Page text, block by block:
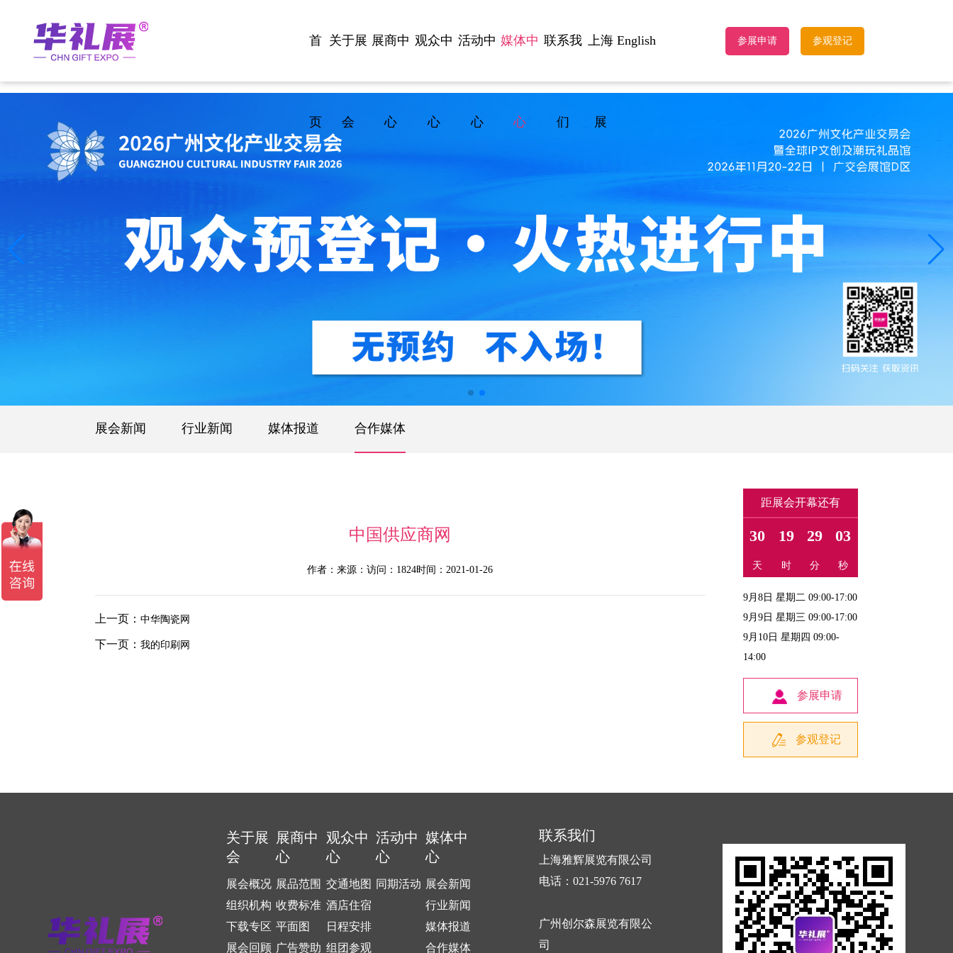
首
页
关于展
会
展商中
心
观众中
心
活动中
心
媒体中
心
联系我
们
上海
展
English 参展申请 参观登记
展会新闻 行业新闻 媒体报道 合作媒体
中国供应商网
作者：来源：访问：1824时间：2021-01-26
上一页：中华陶瓷网
下一页：我的印刷网
距展会开幕还有
30 19 29 02
天 时 分 秒
9月8日 星期二 09:00-17:00
9月9日 星期三 09:00-17:00
9月10日 星期四 09:00-
14:00
参展申请
参观登记
关于展
会
展会概况
组织机构
下载专区
展会回顾
展商中
心
展品范围
收费标准
平面图
广告赞助
观众中
心
交通地图
酒店住宿
日程安排
组团参观
活动中
心
同期活动
媒体中
心
展会新闻
行业新闻
媒体报道
合作媒体
联系我们
上海雅辉展览有限公司
电话：021-5976 7617
广州创尔森展览有限公
司